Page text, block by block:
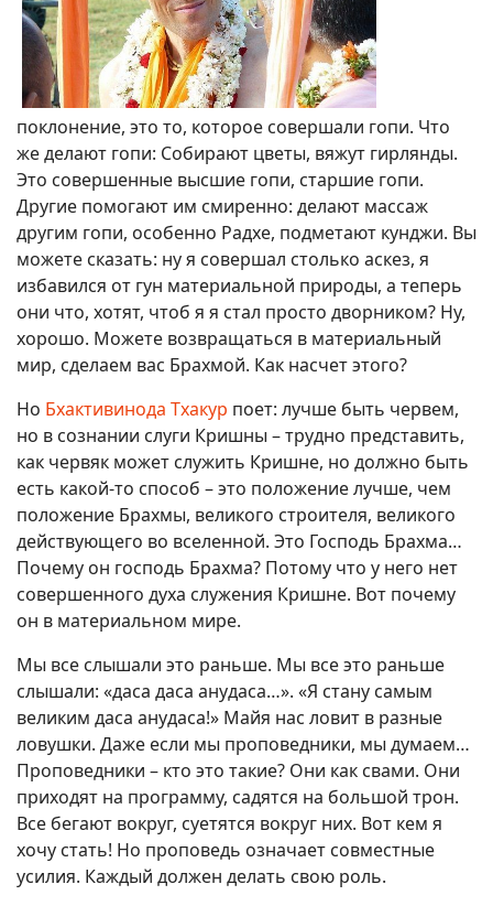
поклонение, это то, которое совершали гопи. Что
же делают гопи: Собирают цветы, вяжут гирлянды.
Это совершенные высшие гопи, старшие гопи.
Другие помогают им смиренно: делают массаж
другим гопи, особенно Радхе, подметают кунджи. Вы
можете сказать: ну я совершал столько аскез, я
избавился от гун материальной природы, а теперь
они что, хотят, чтоб я я стал просто дворником? Ну,
хорошо. Можете возвращаться в материальный
мир, сделаем вас Брахмой. Как насчет этого?
Но Бхактивинода Тхакур поет: лучше быть червем,
но в сознании слуги Кришны – трудно представить,
как червяк может служить Кришне, но должно быть
есть какой-то способ – это положение лучше, чем
положение Брахмы, великого строителя, великого
действующего во вселенной. Это Господь Брахма…
Почему он господь Брахма? Потому что у него нет
совершенного духа служения Кришне. Вот почему
он в материальном мире.
Мы все слышали это раньше. Мы все это раньше
слышали: «даса даса анудаса…». «Я стану самым
великим даса анудаса!» Майя нас ловит в разные
ловушки. Даже если мы проповедники, мы думаем…
Проповедники – кто это такие? Они как свами. Они
приходят на программу, садятся на большой трон.
Все бегают вокруг, суетятся вокруг них. Вот кем я
хочу стать! Но проповедь означает совместные
усилия. Каждый должен делать свою роль.